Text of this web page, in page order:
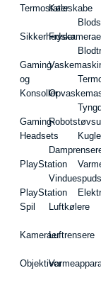
Termostater
Gaming
og
Konsoller
Gaming-
Headsets
PlayStation
PlayStation
Spil
Kameraer
Objektiver
Køleskabe
Fryser
Luftkølere
Luftrensere